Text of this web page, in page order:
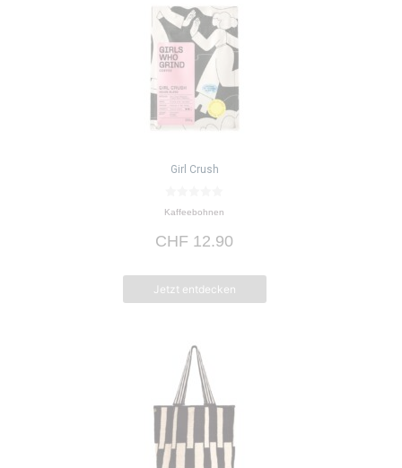
Girl Crush
0
v
n
5
Kaffeebohnen
CHF 12.90
Jetzt entdecken